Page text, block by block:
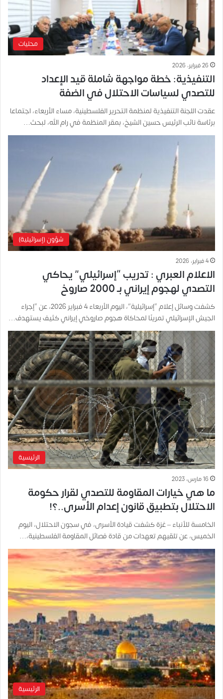
محليات
26 فبراير، 2026
التنفيذية: خطة مواجهة شاملة قيد الإعداد
للتصدي لسياسات الاحتلال في الضفة
عقدت اللجنة التنفيذية لمنظمة التحرير الفلسطينية، مساء الأربعاء، اجتماعا
برئاسة نائب الرئيس حسين الشيخ، بمقر المنظمة في رام الله، لبحث…
شؤون (إسرائيلية)
4 فبراير، 2026
‌الاعلام العبري : تدريب “إسرائيلي” يحاكي
التصدي لهجوم إيراني بـ 2000 صاروخ
كشفت وسائل إعلام “إسرائيلية”، اليوم الأربعاء 4 فبراير 2026، عن “إجراء
الجيش الإسرائيلي تمرينًا لمحاكاة هجوم صاروخي إيراني كثيف يستهدف…
الرئيسية
16 مارس، 2023
ما هي خيارات المقاومة للتصدي لقرار حكومة
الاحتلال بتطبيق قانون إعدام الأسرى..؟!
الخامسة للأنباء – غزة كشفت قيادة الأسرى، في سجون الاحتلال، اليوم
الخميس، عن تلقيهم تعهدات من قادة فصائل المقاومة الفلسطينية،…
الرئيسية